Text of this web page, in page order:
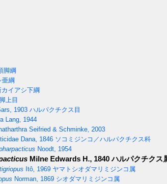
脚綱
亜綱
カイアシ下綱
上目
1903 ハルパクチクス目
Lang, 1944
Seifried & Schminke, 2003
Dana, 1846 ソコミジンコ／ハルパクチクス科
Noodt, 1954
Milne Edwards H., 1840ハルパクチクス
Itô, 1969 ヤマトシオダマリミジンコ属
Norman, 1869 シオダマリミジンコ属